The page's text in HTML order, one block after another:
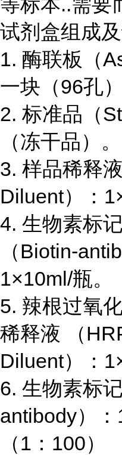
试剂盒组成
1. 酶联板（
一块（96孔）
2. 标准品（
（冻干品）。
3. 样品稀释
Diluent）：
4. 生物素标
（Biotin-
1×10ml/瓶。
5. 辣根过氧
稀释液 （
Diluent）：
6. 生物素标
antibody）：
（1 ： 100）